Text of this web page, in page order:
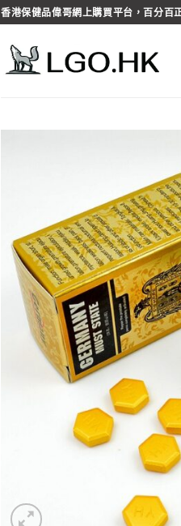
香港保健品偉哥網上購買平台，百分百